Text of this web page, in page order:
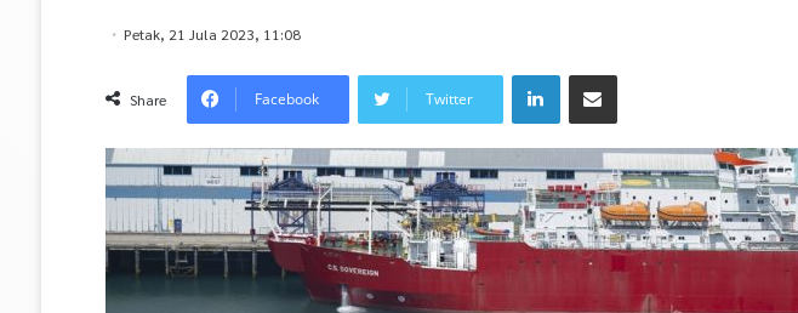
Petak, 21 Jula 2023, 11:08
Share Facebook Twitter